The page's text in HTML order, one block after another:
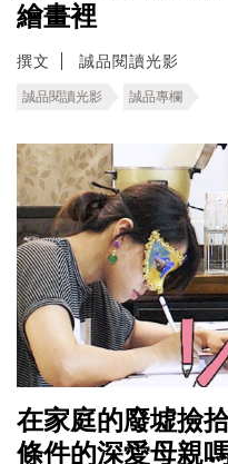
繪畫裡
撰文 誠品閱讀光影
誠品閱讀光影 誠品專欄
在家庭的廢墟撿
條件的深愛母親